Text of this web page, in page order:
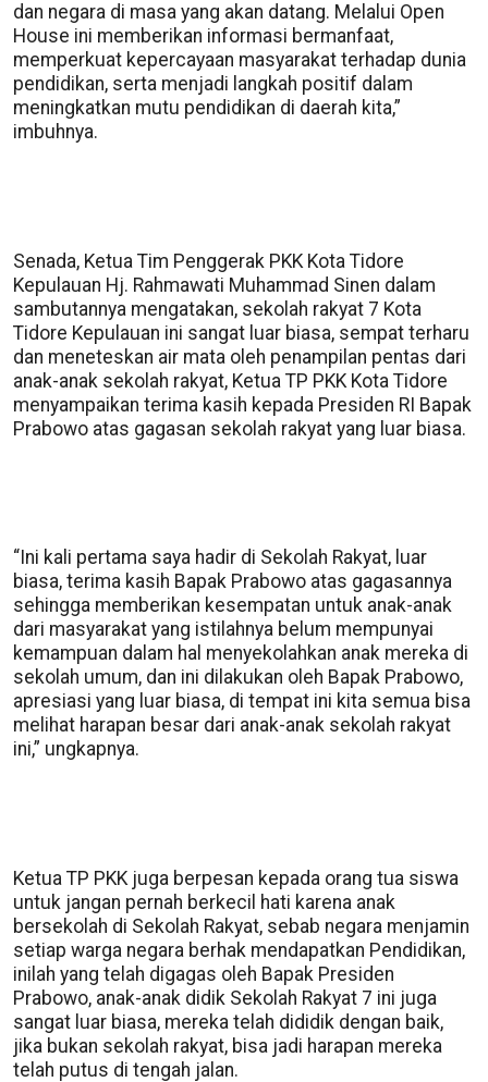
dan negara di masa yang akan datang. Melalui Open
House ini memberikan informasi bermanfaat,
memperkuat kepercayaan masyarakat terhadap dunia
pendidikan, serta menjadi langkah positif dalam
meningkatkan mutu pendidikan di daerah kita,”
imbuhnya.
Senada, Ketua Tim Penggerak PKK Kota Tidore
Kepulauan Hj. Rahmawati Muhammad Sinen dalam
sambutannya mengatakan, sekolah rakyat 7 Kota
Tidore Kepulauan ini sangat luar biasa, sempat terharu
dan meneteskan air mata oleh penampilan pentas dari
anak-anak sekolah rakyat, Ketua TP PKK Kota Tidore
menyampaikan terima kasih kepada Presiden RI Bapak
Prabowo atas gagasan sekolah rakyat yang luar biasa.
“Ini kali pertama saya hadir di Sekolah Rakyat, luar
biasa, terima kasih Bapak Prabowo atas gagasannya
sehingga memberikan kesempatan untuk anak-anak
dari masyarakat yang istilahnya belum mempunyai
kemampuan dalam hal menyekolahkan anak mereka di
sekolah umum, dan ini dilakukan oleh Bapak Prabowo,
apresiasi yang luar biasa, di tempat ini kita semua bisa
melihat harapan besar dari anak-anak sekolah rakyat
ini,” ungkapnya.
Ketua TP PKK juga berpesan kepada orang tua siswa
untuk jangan pernah berkecil hati karena anak
bersekolah di Sekolah Rakyat, sebab negara menjamin
setiap warga negara berhak mendapatkan Pendidikan,
inilah yang telah digagas oleh Bapak Presiden
Prabowo, anak-anak didik Sekolah Rakyat 7 ini juga
sangat luar biasa, mereka telah dididik dengan baik,
jika bukan sekolah rakyat, bisa jadi harapan mereka
telah putus di tengah jalan.